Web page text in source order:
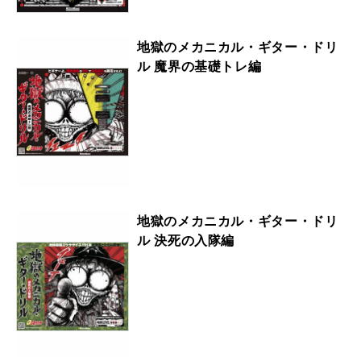
地獄のメカニカル・ギター・ドリ
ル 魔界の基礎トレ編
地獄のメカニカル・ギター・ドリ
ル 決死の入隊編